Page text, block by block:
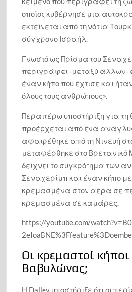
οποίος κυβέρνησε μια
εκτείνεται από τη νότια
σύγχρονο Ισραήλ.
Γνωστό ως Πρίσμα του
περιγράφει -μεταξύ άλλων-
έναν κήπο που έχτισε και
όλους τους ανθρώπους».
Περαιτέρω υποστήριξη για τη
προέρχεται από ένα
αφαιρέθηκε από τη Νινευή
μεταφέρθηκε στο Βρετανικό
δείχνει το συγκρότημα των
Σεναχερίμπ και έναν κήπο
κρεμασμένα στον αέρα σε
κρεμασμένα σε καμάρες.
https://youtube.com/
Οι κρεμαστοί
Βαβυλώνας;
Η Dalley υποστήριξε ότι οι